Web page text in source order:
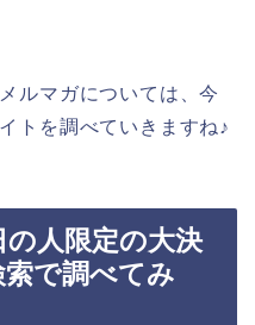
ルマガについては、今
トを調べていきますね♪
の人限定の大決
で調べてみ